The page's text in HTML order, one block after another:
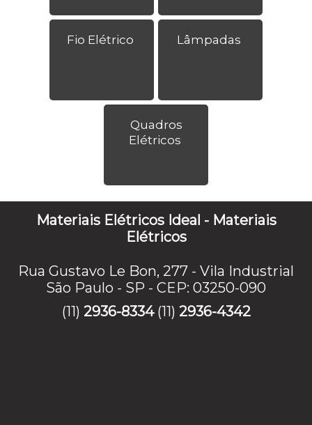
Fio Elétrico Lâmpadas
Quadros
Elétricos
Materiais Elétricos Ideal - Materiais
Elétricos
Rua Gustavo Le Bon, 277 - Vila Industrial
São Paulo - SP - CEP: 03250-090
(11) 2936-8334 (11) 2936-4342